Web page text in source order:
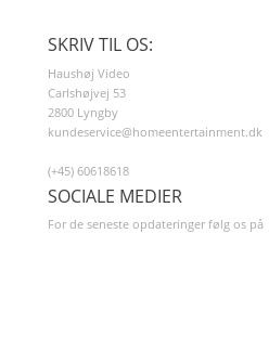
SKRIV TIL OS:
Haushøj Video
Carlshøjvej 53
2800 Lyngby
kundeservice@homeentertainment.dk
(+45) 60618618
SOCIALE MEDIER
For de seneste opdateringer følg os på